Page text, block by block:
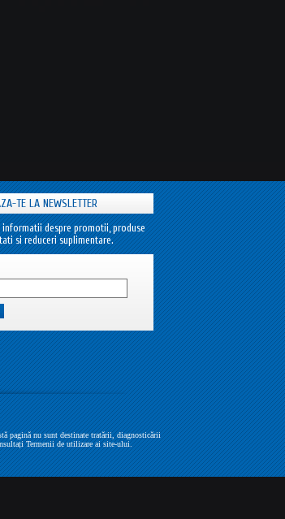
TE LA NEWSLETTER
informatii despre promotii, produse
si reduceri suplimentare.
pagină nu sunt destinate tratării, diagnosticării
Termenii de utilizare ai site-ului.